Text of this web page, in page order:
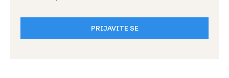
PRIJAVITE SE